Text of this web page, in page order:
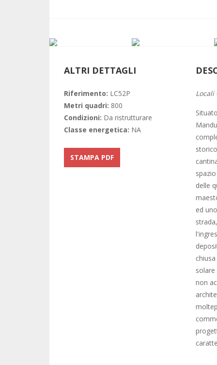
ALTRI DETTAGLI
Riferimento: LC52P
Metri quadri: 800
Condizioni: Da ristrutturare
Classe energetica: NA
STAMPA PDF
Locali
delle
ed
non